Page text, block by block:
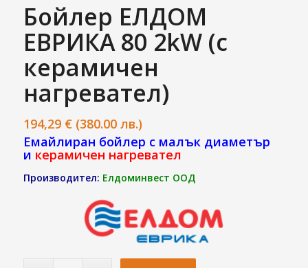
Бойлер ЕЛДОМ
ЕВРИКА 80 2kW (с
керамичен
нагревател)
194,29 € (380.00 лв.)
Емайлиран бойлер с малък диаметър
и керамичен нагревател
Производител: Елдоминвест ООД